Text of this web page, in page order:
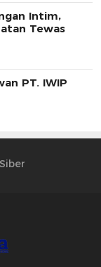
Intim,
Tewas
PT. IWIP